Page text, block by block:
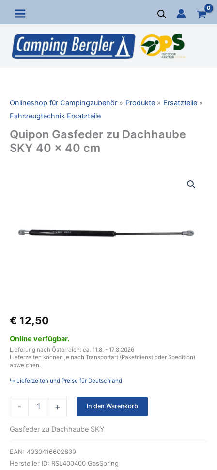
Inhalt
springen
Onlineshop für Campingzubehör Produkte
Ersatzteile
Fahrzeugtechnik Ersatzteile
Quipon Gasfeder zu Dachhaube
SKY 40 x 40 cm
€ 12,50
Online verfügbar.
Lieferung nach Österreich: ca. 11.8. - 17.8.2026
Lieferzeiten können je nach Transportart (Paketdienst oder Spedition)
abweichen.
↳ Lieferzeiten und Preise für Deutschland
- + In den Warenkorb
Gasfeder zu Dachhaube SKY
EAN: 4030416602839
Hersteller ID: RSL400400_GasSpring